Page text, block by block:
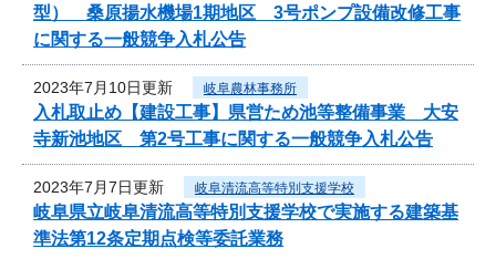
型） 桑原揚水機場1期地区 3号ポンプ設備改修工事
に関する一般競争入札公告
2023年7月10日更新 岐阜農林事務所
入札取止め【建設工事】県営ため池等整備事業 大安
寺新池地区 第2号工事に関する一般競争入札公告
2023年7月7日更新 岐阜清流高等特別支援学校
岐阜県立岐阜清流高等特別支援学校で実施する建築基
準法第12条定期点検等委託業務